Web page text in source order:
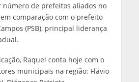
número de prefeitos aliados no
comparação com o prefeito
(PSB), principal liderança
Raquel conta hoje com o
municipais na região: Flávio